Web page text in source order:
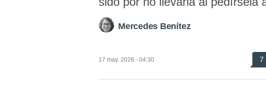
Mercedes Benítez
17 may. 2026 - 04:30 7